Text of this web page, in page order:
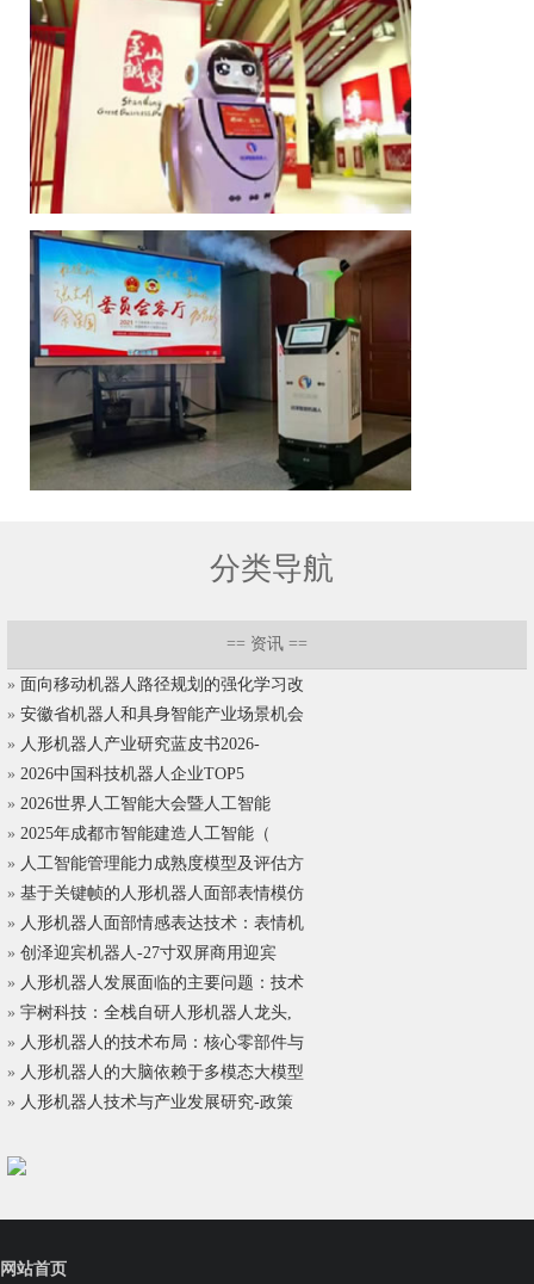
分类导航
== 资讯 ==
» 面向移动机器人路径规划的强化学习改
» 安徽省机器人和具身智能产业场景机会
» 人形机器人产业研究蓝皮书2026-
» 2026中国科技机器人企业TOP5
» 2026世界人工智能大会暨人工智能
» 2025年成都市智能建造人工智能（
» 人工智能管理能力成熟度模型及评估方
» 基于关键帧的人形机器人面部表情模仿
» 人形机器人面部情感表达技术：表情机
» 创泽迎宾机器人-27寸双屏商用迎宾
» 人形机器人发展面临的主要问题：技术
» 宇树科技：全栈自研人形机器人龙头,
» 人形机器人的技术布局：核心零部件与
» 人形机器人的大脑依赖于多模态大模型
» 人形机器人技术与产业发展研究-政策
网站首页